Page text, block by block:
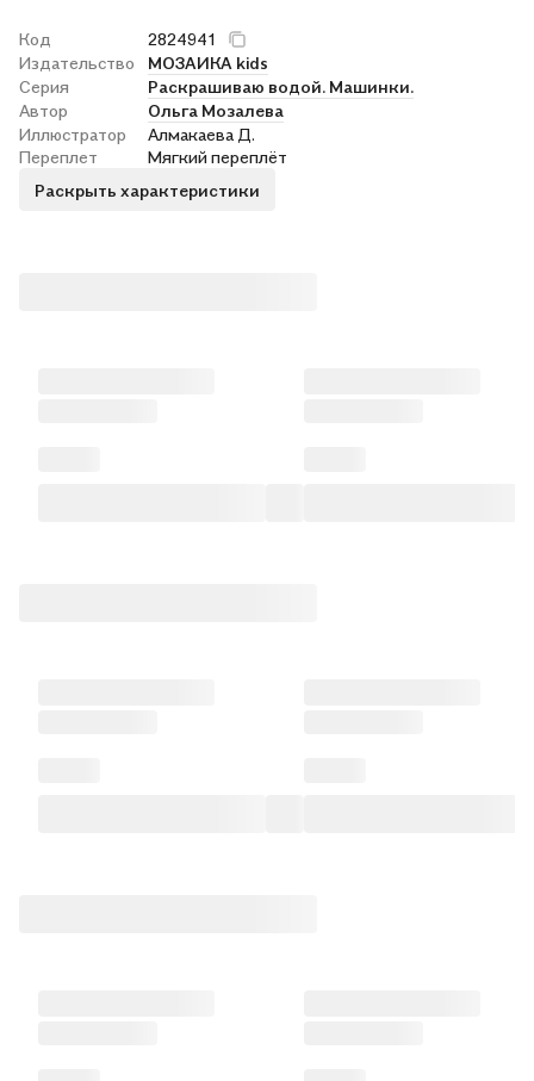
Код
2824941
Издательство
МОЗАИКА kids
Серия
Раскрашиваю водой. Машинки.
Автор
Ольга Мозалева
Иллюстратор
Алмакаева Д.
Переплет
Мягкий переплёт
Раскрыть характеристики